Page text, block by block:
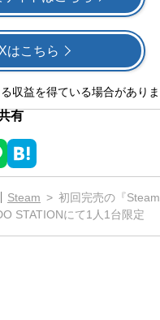
はこちら
収益を得ている場合がありま
有
Steam
初回完売の『Steam
STATIONにて1人1台限定